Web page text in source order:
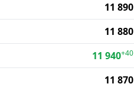
11 890
11 880
11 940+40
11 870